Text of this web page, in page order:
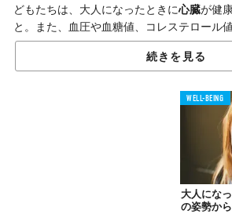
どもたちは、大人になったときに心臓が健
と。また、血圧や血糖値、コレステロール
すいという。
「ジョンズ・ホプキンズ・ブルームバーグ
の高校生を
「愛され、必要とされている」「幸福であ
ある」「自尊心が高い」「社会的に受け入
る」の5項目のうち、いくつ当てはまるか
その結果、4〜5つ当てはまる10代は、30
続きを見る
WELL-BEING
大人にな
の姿勢か